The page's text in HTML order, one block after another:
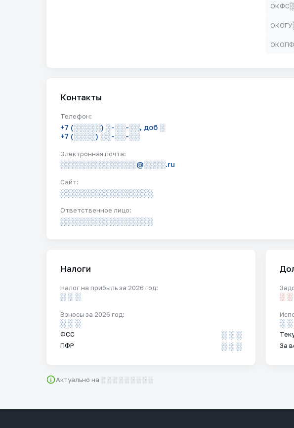
ОКФС
ОКОГУ
ОКОПФ
Контакты
Телефон:
+7 (░░░░░) ░-░░-░░, доб ░
+7 (░░░░) ░░-░░-░░
Электронная почта:
░░░░░░░░░░░░░░@░░░░.ru
Сайт:
░░░░░░░░░░░░░░░░░
Ответственное лицо:
░░░░░░░░░░░░░░░░░
Налоги
Налог на прибыль за 2026 год:
░ ░ ░
Взносы за 2026 год:
░ ░ ░
ФСС ░ ░ ░
ПФР ░ ░ ░
░ ░
░ ░
За
Актуально на ░ ░ ░ ░ ░ ░ ░ ░ ░